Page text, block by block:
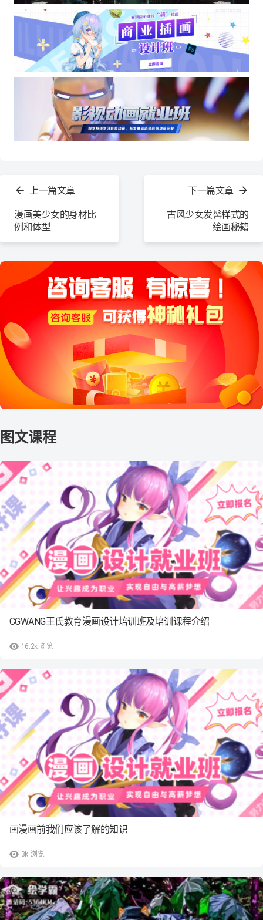
上一篇文章
漫画美少女的身材比
例和体型
下一篇文章
古风少女发髻样式的
绘画秘籍
16.2k 浏览
CGWANG王氏教育漫画设计培训班及培训课程介绍
3k 浏览
画漫画前我们应该了解的知识